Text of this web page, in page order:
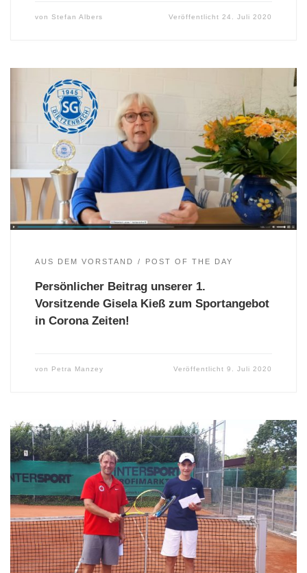
von Stefan Albers Veröffentlicht24. Juli 2020
AUS DEM VORSTAND POST OF THE DAY
Persönlicher Beitrag unserer 1.
Vorsitzende Gisela Kieß zum Sportangebot
in Corona Zeiten!
von Petra Manzey Veröffentlicht9. Juli 2020